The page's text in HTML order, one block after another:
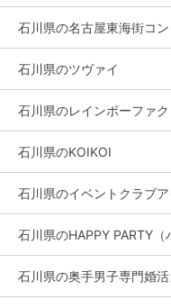
石川県の名古屋東海街コン
石川県のツヴァイ
石川県のレインボーファ
石川県のKOIKOI
石川県のイベントクラブア
石川県のHAPPY PARTY（
石川県の奥手男子専門婚